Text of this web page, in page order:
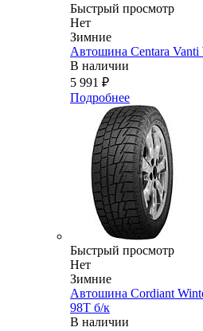
Быстрый просмотр
Нет
Зимние
Автошина Centara
В наличии
5 991 ₽
Подробнее
Быстрый просмотр
Нет
Зимние
Автошина Cordiant
98T б/к
В наличии